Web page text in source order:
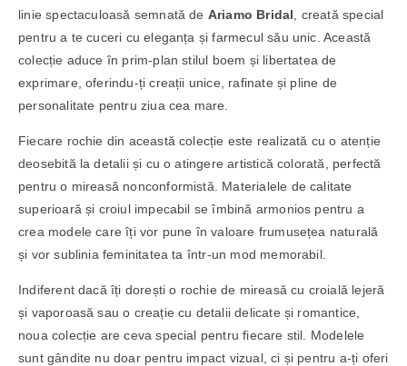
linie spectaculoasă semnată de Ariamo Bridal , creată special
pentru a te cuceri cu eleganța și farmecul său unic. Această
colecție aduce în prim-plan stilul boem și libertatea de
exprimare, oferindu-ți creații unice, rafinate și pline de
personalitate pentru ziua cea mare.
Fiecare rochie din această colecție este realizată cu o atenție
deosebită la detalii și cu o atingere artistică colorată, perfectă
pentru o mireasă nonconformistă. Materialele de calitate
superioară și croiul impecabil se îmbină armonios pentru a
crea modele care îți vor pune în valoare frumusețea naturală
și vor sublinia feminitatea ta într-un mod memorabil.
Indiferent dacă îți dorești o rochie de mireasă cu croială lejeră
și vaporoasă sau o creație cu detalii delicate și romantice,
noua colecție are ceva special pentru fiecare stil. Modelele
sunt gândite nu doar pentru impact vizual, ci și pentru a-ți oferi